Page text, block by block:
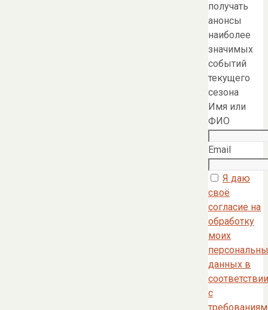
получать
анонсы
наиболее
значимых
событий
текущего
сезона
Имя или
ФИО
Email
Я даю
своё
согласие на
обработку
моих
данных в
соответствии
с